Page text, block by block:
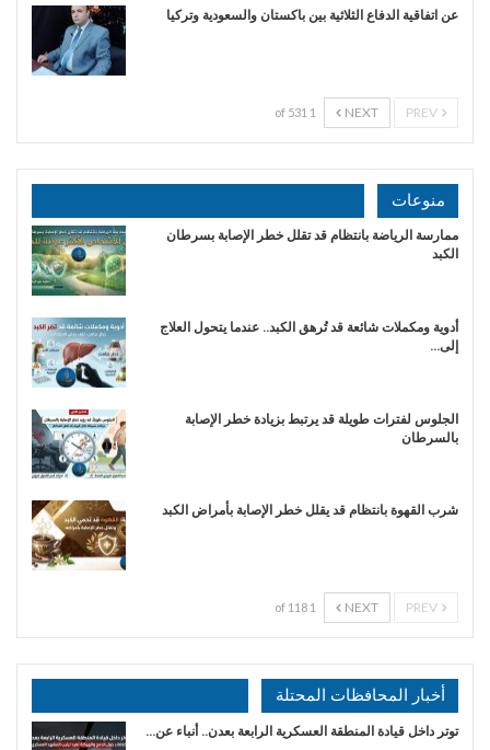
عن اتفاقية الدفاع الثلاثية بين باكستان والسعودية وتركيا
NEXT
1 of 531
منوعات
ممارسة الرياضة بانتظام قد تقلل خطر الإصابة بسرطان
الكبد
أدوية ومكملات شائعة قد تُرهق الكبد.. عندما يتحول العلاج
إلى…
الجلوس لفترات طويلة قد يرتبط بزيادة خطر الإصابة
بالسرطان
شرب القهوة بانتظام قد يقلل خطر الإصابة بأمراض الكبد
NEXT
1 of 118
أخبار المحافظات المحتلة
توتر داخل قيادة المنطقة العسكرية الرابعة بعدن.. أنباء عن…